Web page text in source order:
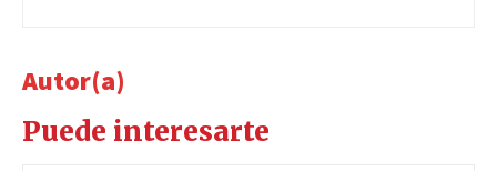
Autor(a)
Puede interesarte